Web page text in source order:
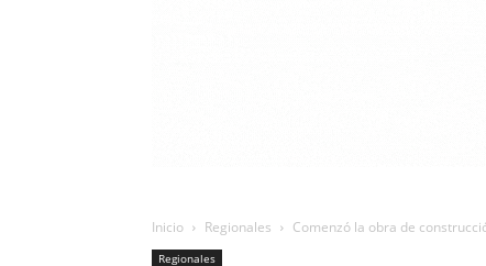
Inicio Regionales Comenzó la obra de
Regionales